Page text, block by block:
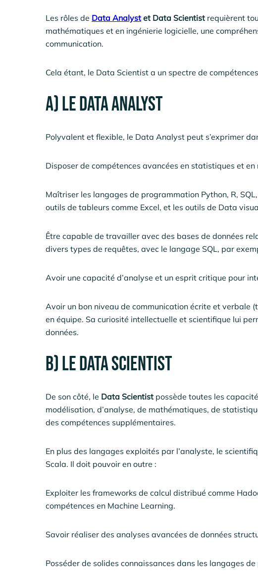
Les rôles de Data Analyst et Data Scientist requièrent
mathématiques et en ingénierie logicielle, une
communication.
Cela étant, le Data Scientist a un spectre de
A) Le data Analyst
Polyvalent et flexible, le Data Analyst peut s’exprimer
Disposer de compétences avancées en statistiques et
Maîtriser les langages de programmation Python, R,
outils de tableurs comme Excel, et les outils de Data
Être capable de travailler avec des bases de données
divers types de requêtes, avec le langage SQL, par
Avoir une capacité d’analyse et un esprit critique pour
Avoir un bon niveau de communication écrite et
en équipe. Sa curiosité intellectuelle et scientifique lui
données.
B) Le Data Scientist
De son côté, le Data Scientist possède toutes les
modélisation, d’analyse, de mathématiques, de
des compétences supplémentaires.
En plus des langages exploités par l’analyste, le
Scala. Il doit pouvoir en outre :
Exploiter les frameworks de calcul distribué comme
compétences en Machine Learning.
Savoir réaliser des analyses avancées de données
Posséder de solides connaissances dans les langages